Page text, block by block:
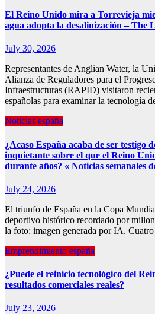
El Reino Unido mira a Torrevieja
agua adopta la desalinización – The
July 30, 2026
Representantes de Anglian Water, la
Alianza de Reguladores para el
Infraestructuras (RAPID) visitaron
españolas para examinar la tecnología
Noticias españa
¿Acaso España acaba de ser testigo
inquietante sobre el que el Reino
durante años? « Noticias semanales
July 24, 2026
El triunfo de España en la Copa
deportivo histórico recordado por
la foto: imagen generada por IA.
Emprendimiento españa
¿Puede el reinicio tecnológico del
resultados comerciales reales?
July 23, 2026